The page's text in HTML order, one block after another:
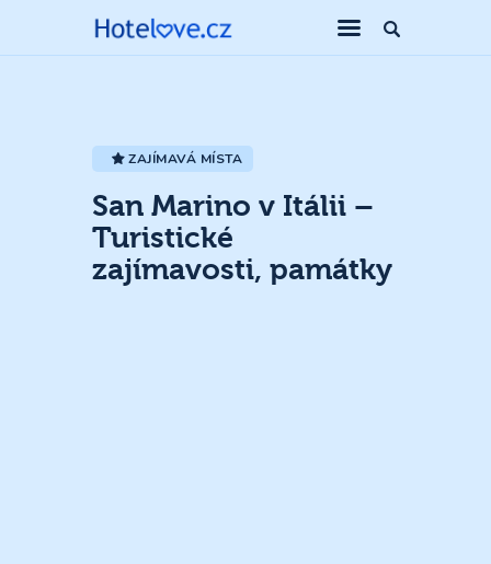
ZAJÍMAVÁ MÍSTA
San Marino v Itálii –
Turistické
zajímavosti, památky